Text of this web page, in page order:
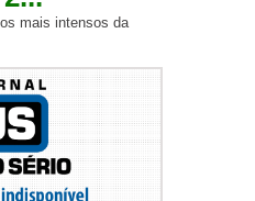
mais intensos da